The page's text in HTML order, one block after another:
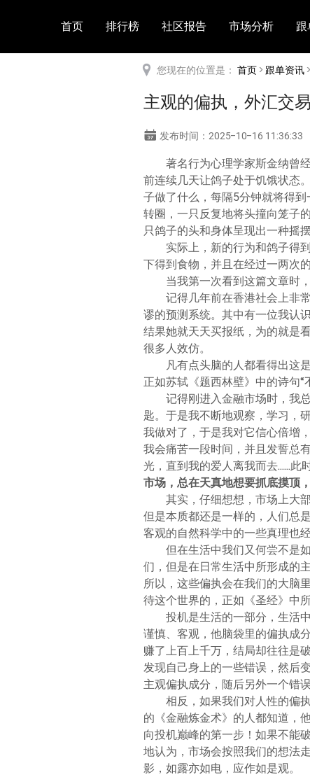
首页 排行榜 社区报告 市场分析 跟
您现在的位置是： 首页>跟单资讯
主观的偏执，外汇交
发布时间：2025-10-16 11:36:33
著名行为心理学家斯金纳曾
前连续几天让鸽子处于饥饿状态
子做了什么，每隔5分钟就将得
转圈，一只反复地将头撞向笼子
只鸽子的头和身体呈现出一种摇
实际上，新的行为和鸽子得
下得到食物，并且在经过一两次
当我第一次看到这篇文章时
记得几年前在香港社会上非
谬的预测系统。其中有一位我认
结果她就天天买报纸，为的就是
很多人效仿。
凡有点头脑的人都看得出这
正如苏轼《题西林壁》中的诗句
记得刚进入金融市场时，我
匙。于是我不断地观察，学习，
我做对了，于是我对它信心倍增
我会痛苦一段时间，并且发誓总
光，直到我的爱人离我而去……此
市场，总在天真地想要抓底摸顶
其实，仔细想想，市场上大
但是本质都还是一样的，人们总
客观的自然科学中的一些真理也
但在生活中我们又何尝不是
们，但是在日常生活中所形成的
所以，这些偏执会在我们的大脑
待这个世界的，正如《圣经》中
投机是生活的一部分，生活
谨慎、客观，他脑袋里的偏执成
赚了上百上千万，结局却往往是
发现自己身上的一些错误，然后
主观偏执成分，随后另外一个错
相反，如果我们对人性的偏
的《金融炼金术》的人都知道，
向投机巅峰的第一步！如果不能
地认为，市场会按照我们的想法
影，如露亦如电，应作如是观。